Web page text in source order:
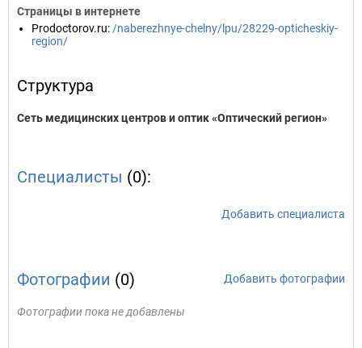
Страницы в интернете
Prodoctorov.ru: /naberezhnye-chelny/lpu/28229-opticheskiy-
region/
Структура
Сеть медицинских центров и оптик «Оптический регион»
Специалисты (0):
Добавить специалиста
Фотографии (0) Добавить фотографии
Фотографии пока не добавлены